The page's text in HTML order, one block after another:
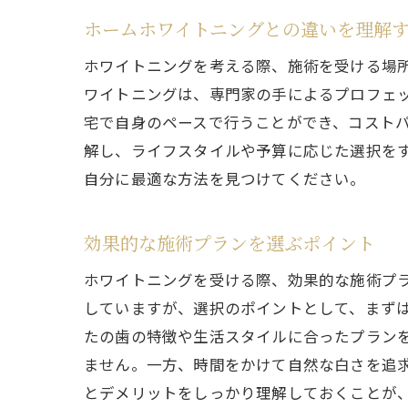
ホームホワイトニングとの違いを理解
ホワイトニングを考える際、施術を受ける場
ワイトニングは、専門家の手によるプロフ
宅で自身のペースで行うことができ、コスト
解し、ライフスタイルや予算に応じた選択
自分に最適な方法を見つけてください。
効果的な施術プランを選ぶポイント
ホワイトニングを受ける際、効果的な施術
していますが、選択のポイントとして、ま
たの歯の特徴や生活スタイルに合ったプラ
ません。一方、時間をかけて自然な白さを
とデメリットをしっかり理解しておくこと